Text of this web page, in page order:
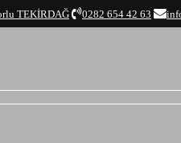
TEKİRDAĞ 0282 654 42 63